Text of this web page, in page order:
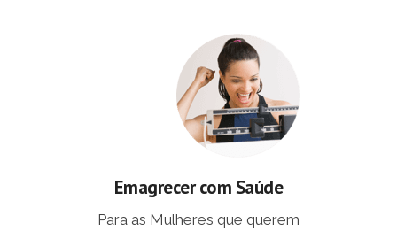
Emagrecer com Saúde
Para as Mulheres que querem